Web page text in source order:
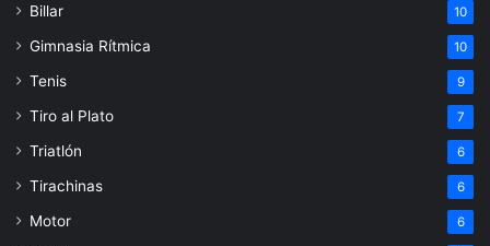
Billar 10
Gimnasia Rítmica 10
Tenis 9
Tiro al Plato 7
Triatlón 6
Tirachinas 6
Motor 6